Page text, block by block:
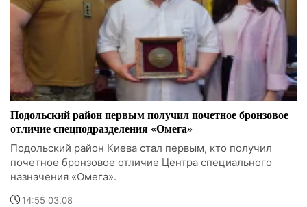
Подольский район первым получил почетное бронзовое
отличие спецподразделения «Омега»
Подольский район Киева стал первым, кто получил
почетное бронзовое отличие Центра специального
назначения «Омега».
14:55 03.08